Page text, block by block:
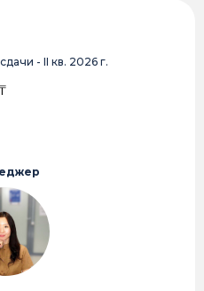
- II кв. 2026 г.